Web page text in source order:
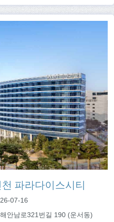
파라다이스시티
07-16
안남로321번길 190 (운서동)